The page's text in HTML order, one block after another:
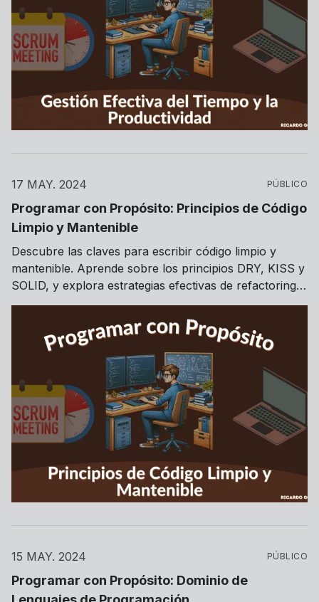
17 MAY. 2024 PÚBLICO
Programar con Propósito: Principios de Código
Limpio y Mantenible
Descubre las claves para escribir código limpio y
mantenible. Aprende sobre los principios DRY, KISS y
SOLID, y explora estrategias efectivas de refactoring
para mejorar la calidad y la sostenibilidad de tus
15 MAY. 2024 PÚBLICO
Programar con Propósito: Dominio de